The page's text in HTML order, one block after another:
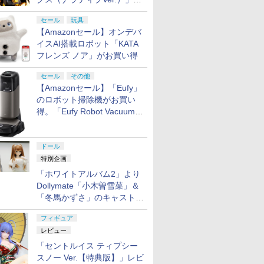
と、「ＨＧ 1/144 ガンダムエ
アマスターバースト」再販
セール 玩具
【Amazonセール】オンデバ
イスAI搭載ロボット「KATA
フレンズ ノア」がお買い得
セール その他
【Amazonセール】「Eufy」
のロボット掃除機がお買い
得。「Eufy Robot Vacuum
ドール
特別企画
「ホワイトアルバム2」より
Dollymate「小木曽雪菜」＆
「冬馬かずさ」のキャストド
ール実物見本が東京フィギュ
アギャラリーにて展示中
フィギュア
レビュー
「セントルイス ティプシー
スノー Ver.【特典版】」レビ